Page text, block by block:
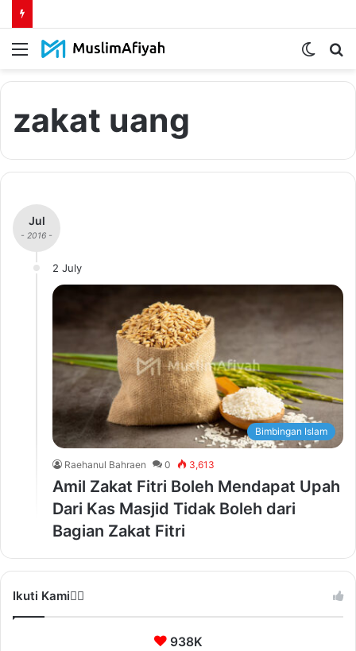
Menu
Switch
zakat uang
Jul
- 2016 -
2 July
Bimbingan Islam
Raehanul Bahraen 0 3,613
Amil Zakat Fitri Boleh Mendapat Upah
Dari Kas Masjid Tidak Boleh dari
Bagian Zakat Fitri
Ikuti Kami❤️‍🔥
938K